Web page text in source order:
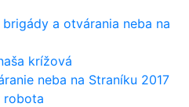
a otvárania neba na
krížová
neba na Straníku 2017
robota